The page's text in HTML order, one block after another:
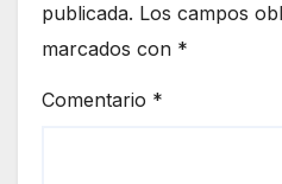
publicada. Los campos
marcados con *
Comentario *